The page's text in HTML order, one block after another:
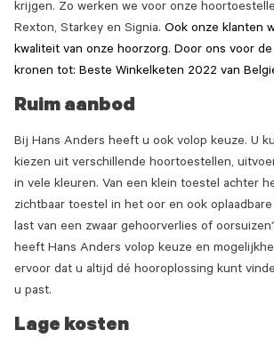
krijgen. Zo werken we voor onze
Rexton, Starkey en Signia. Ook onze klanten
kwaliteit van onze hoorzorg. Door ons voor
kronen tot: Beste Winkelketen 2022 van
Ruim aanbod
Bij Hans Anders heeft u ook volop keuze. U
kiezen uit verschillende hoortoestellen,
in vele kleuren. Van een klein toestel achter
zichtbaar toestel in het oor en ook
last van een zwaar gehoorverlies of
heeft Hans Anders volop keuze en
ervoor dat u altijd dé hooroplossing kunt
u past.
Lage kosten